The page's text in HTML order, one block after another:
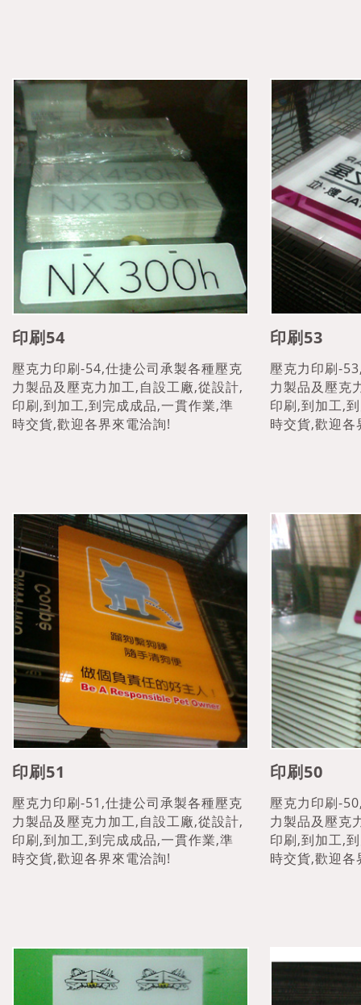
印刷54
壓克力印刷-54,仕捷公司承製各種壓克
力製品及壓克力加工,自設工廠,從設計,
印刷,到加工,到完成成品,一貫作業,準
時交貨,歡迎各界來電洽詢!
印刷53
壓克力印刷-
力製品及壓克
印刷,到加工,
時交貨,歡迎
印刷51
壓克力印刷-51,仕捷公司承製各種壓克
力製品及壓克力加工,自設工廠,從設計,
印刷,到加工,到完成成品,一貫作業,準
時交貨,歡迎各界來電洽詢!
印刷50
壓克力印刷-
力製品及壓克
印刷,到加工,
時交貨,歡迎